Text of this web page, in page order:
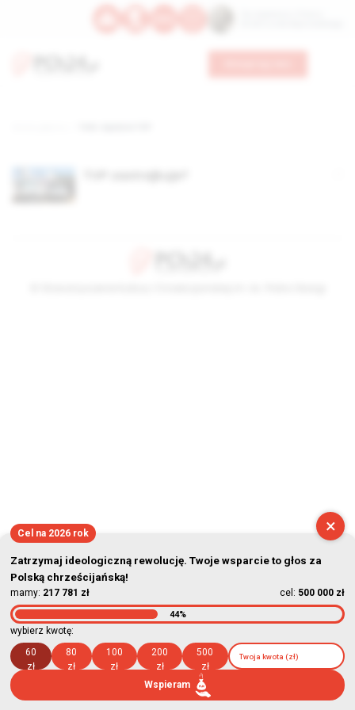
×
Cel na 2026 rok
Zatrzymaj ideologiczną rewolucję. Twoje wsparcie to głos za
Polską chrześcijańską!
mamy: 217 781 zł cel: 500 000 zł
44%
wybierz kwotę:
60
zł
80
zł
100
zł
200
zł
500
zł
Wspieram